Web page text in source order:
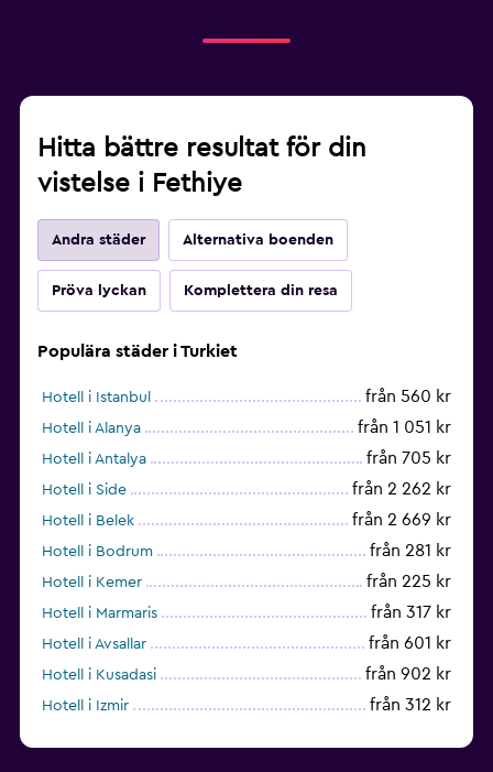
Hitta bättre resultat för din
vistelse i Fethiye
Andra städer Alternativa boenden
Pröva lyckan Komplettera din resa
Populära städer i Turkiet
Hotell i Istanbul från 560 kr
Hotell i Alanya från 1 051 kr
Hotell i Antalya från 705 kr
Hotell i Side från 2 262 kr
Hotell i Belek från 2 669 kr
Hotell i Bodrum från 281 kr
Hotell i Kemer från 225 kr
Hotell i Marmaris från 317 kr
Hotell i Avsallar från 601 kr
Hotell i Kusadasi från 902 kr
Hotell i Izmir från 312 kr